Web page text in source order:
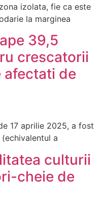
izolata, fie ca este
la marginea
39,5
crescatorii
afectati de
17 aprilie 2025, a fost
a
culturii
cheie de